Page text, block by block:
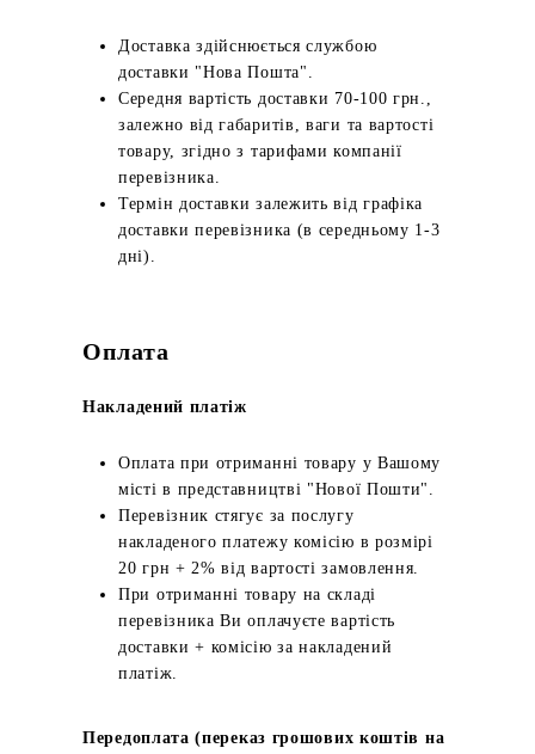
Доставка здійснюється службою
доставки "Нова Пошта".
Середня вартість доставки 70-100 грн.,
залежно від габаритів, ваги та вартості
товару, згідно з тарифами компанії
перевізника.
Термін доставки залежить від графіка
доставки перевізника (в середньому 1-3
дні).
Оплата
Накладений платіж
Оплата при отриманні товару у Вашому
місті в представництві "Нової Пошти".
Перевізник стягує за послугу
накладеного платежу комісію в розмірі
20 грн + 2% від вартості замовлення.
При отриманні товару на складі
перевізника Ви оплачуєте вартість
доставки + комісію за накладений
платіж.
Передоплата (переказ грошових коштів на